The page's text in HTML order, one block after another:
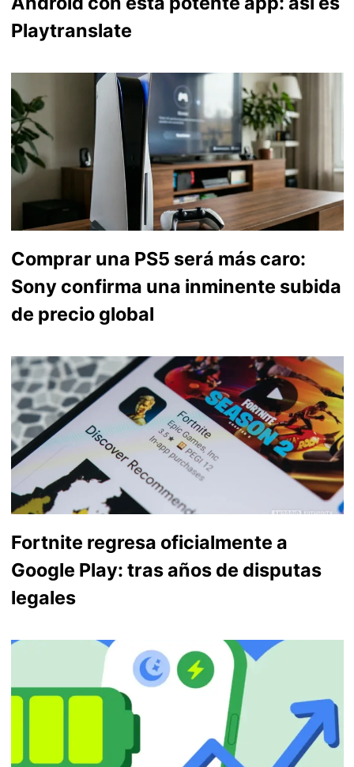
Playtranslate
Comprar una PS5 será más caro:
Sony confirma una inminente subida
de precio global
Fortnite regresa oficialmente a
Google Play: tras años de disputas
legales